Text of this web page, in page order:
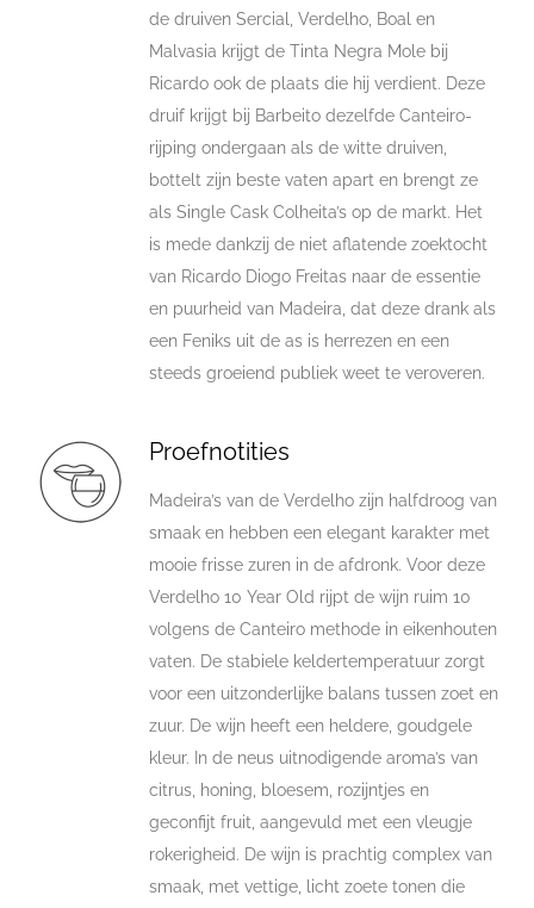
de druiven Sercial, Verdelho, Boal en
Malvasia krijgt de Tinta Negra Mole bij
Ricardo ook de plaats die hij verdient. Deze
druif krijgt bij Barbeito dezelfde Canteiro-
rijping ondergaan als de witte druiven,
bottelt zijn beste vaten apart en brengt ze
als Single Cask Colheita’s op de markt. Het
is mede dankzij de niet aflatende zoektocht
van Ricardo Diogo Freitas naar de essentie
en puurheid van Madeira, dat deze drank als
een Feniks uit de as is herrezen en een
steeds groeiend publiek weet te veroveren.
Proefnotities
Madeira’s van de Verdelho zijn halfdroog van
smaak en hebben een elegant karakter met
mooie frisse zuren in de afdronk. Voor deze
Verdelho 10 Year Old rijpt de wijn ruim 10
volgens de Canteiro methode in eikenhouten
vaten. De stabiele keldertemperatuur zorgt
voor een uitzonderlijke balans tussen zoet en
zuur. De wijn heeft een heldere, goudgele
kleur. In de neus uitnodigende aroma’s van
citrus, honing, bloesem, rozijntjes en
geconfijt fruit, aangevuld met een vleugje
rokerigheid. De wijn is prachtig complex van
smaak, met vettige, licht zoete tonen die